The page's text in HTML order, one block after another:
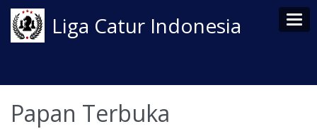
Liga Catur Indonesia
Papan Terbuka